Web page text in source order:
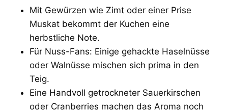
Mit Gewürzen wie Zimt oder einer Prise
Muskat bekommt der Kuchen eine
herbstliche Note.
Für Nuss-Fans: Einige gehackte Haselnüsse
oder Walnüsse mischen sich prima in den
Teig.
Eine Handvoll getrockneter Sauerkirschen
oder Cranberries machen das Aroma noch